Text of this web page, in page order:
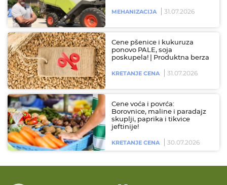
MEHANIZACIJA 31.07.2026
Cene pšenice i kukuruza
ponovo PALE, soja
poskupela! | Produktna berza
KRETANJE CENA 31.07.2026
Cene voća i povrća:
Borovnice, maline i paradajz
skuplji, paprika i tikvice
jeftinije!
KRETANJE CENA 30.07.2026